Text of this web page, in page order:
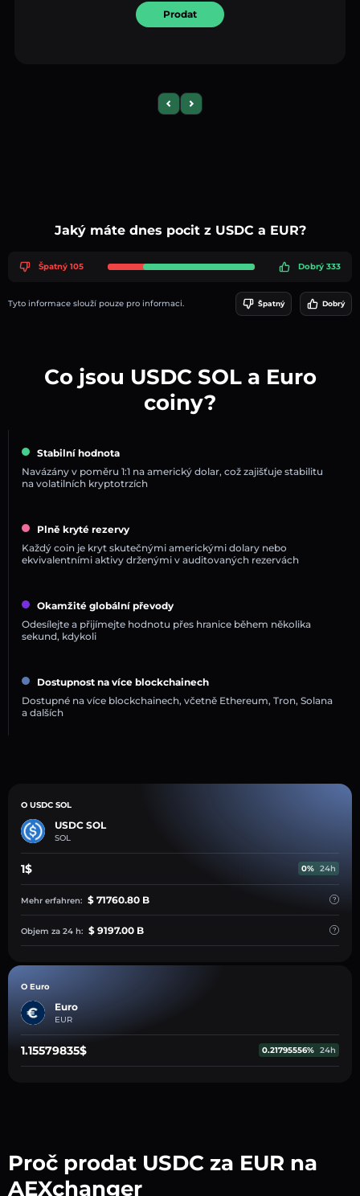
Prodat
Previous slide
Next slide
Jaký máte dnes pocit z USDC a EUR?
Špatný 105 Dobrý 333
Tyto informace slouží pouze pro informaci. Špatný Dobrý
Co jsou USDC SOL a Euro
coiny?
Stabilní hodnota
Navázány v poměru 1:1 na americký dolar, což zajišťuje stabilitu
na volatilních kryptotrzích
Plně kryté rezervy
Každý coin je kryt skutečnými americkými dolary nebo
ekvivalentními aktivy drženými v auditovaných rezervách
Okamžité globální převody
Odesílejte a přijímejte hodnotu přes hranice během několika
sekund, kdykoli
Dostupnost na více blockchainech
Dostupné na více blockchainech, včetně Ethereum, Tron, Solana
a dalších
O USDC SOL
USDC SOL
SOL
1$ 0% 24h
Mehr erfahren: $ 71760.80 B
Objem za 24 h: $ 9197.00 B
O Euro
Euro
EUR
1.15579835$ 0.21795556% 24h
Proč prodat USDC za EUR na
AEXchanger